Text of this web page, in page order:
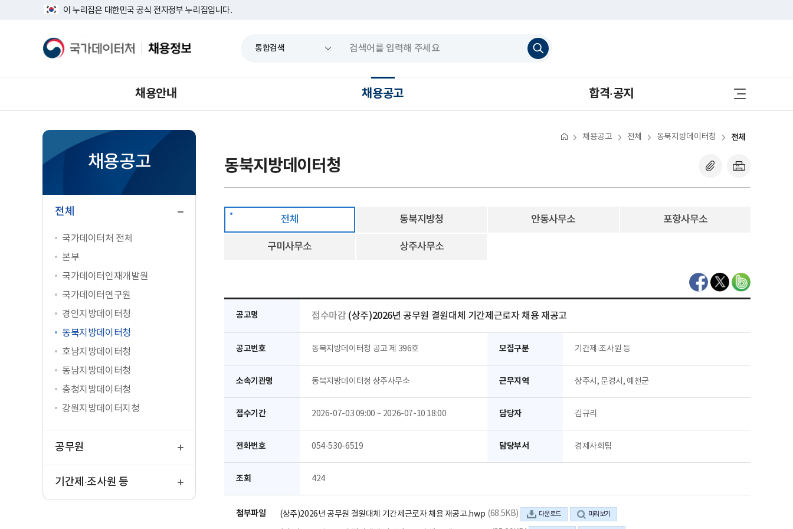
이 누리집은 대한민국 공식 전자정부 누리집입니다.
국
가
데
터
채
용
검
색
하
채용안내 채용공고 합격·공지
사
이
로
채용공고
전체
국가데이터처 전체
본부
국가데이터인재개발원
국가데이터연구원
경인지방데이터청
동북지방데이터청
호남지방데이터청
동남지방데이터청
충청지방데이터청
강원지방데이터지청
공무원
기간제·조사원 등
채용공고 전체 동북지방데이터청 전체
동북지방데이터청
전체 동북지방청 안동사무소 포항사무소
구미사무소 상주사무소
공고명 접수마감 (상주)2026년 공무원 결원대체 기간제근로자 채용 재공고
공고번호 동북지방데이터청 공고 제 396호 모집구분 기간제·조사원 등
소속기관명 동북지방데이터청 상주사무소 근무지역 상주시, 문경시, 예천군
접수기간 2026-07-03 09:00 ~ 2026-07-10 18:00 담당자 김규리
전화번호 054-530-6519 담당부서 경제사회팀
조회 424
첨부파일 (상주)2026년 공무원 결원대체 기간제근로자 채용 재공고.hwp (68.5KB) 다운로드 미리보기